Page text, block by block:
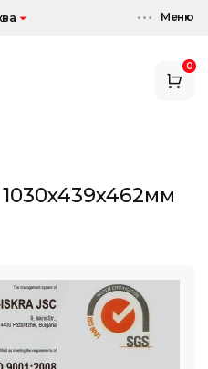
Меню
0